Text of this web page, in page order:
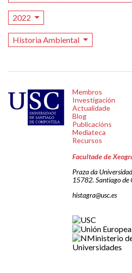
2022
Historia Ambiental
Membros
Investigación
Actualidade
Blog
Publicacións
Mediateca
Recursos
Facultade de
Praza da
15782. Santiago de
histagra@usc.es